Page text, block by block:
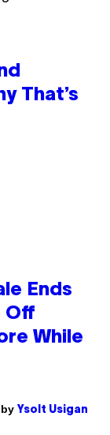
That’s
Ends
Off
While
Ysolt Usigan